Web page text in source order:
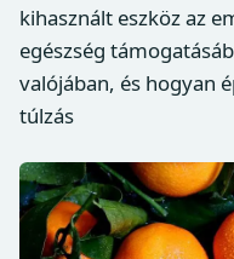
kihasznált eszköz az
egészség
valójában, és hogyan
túlzás